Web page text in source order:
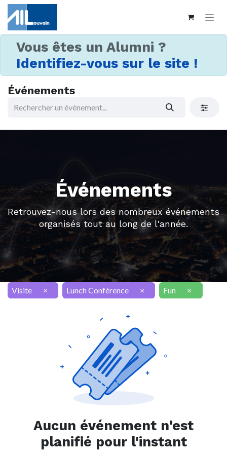
Vous êtes un Alumni ?
Identifiez-vous sur le site !
Événements
Événements
Retrouvez-nous lors des nombreux événements
organisés tout au long de l'année.
Visite × Lunch Conférence × Fun ×
Aucun événement n'est
planifié pour l'instant